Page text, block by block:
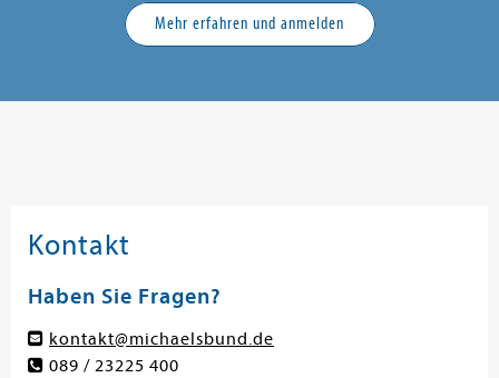
Mehr erfahren und anmelden
Kontakt
Haben Sie Fragen?
kontakt@michaelsbund.de
089 / 23225 400